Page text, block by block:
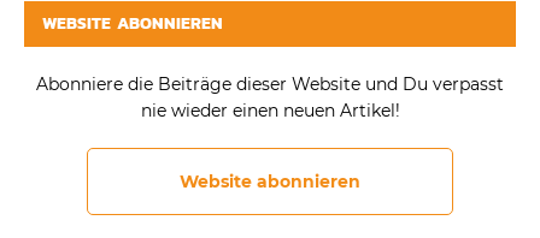
WEBSITE ABONNIEREN
Abonniere die Beiträge dieser Website und Du verpasst
nie wieder einen neuen Artikel!
Website abonnieren